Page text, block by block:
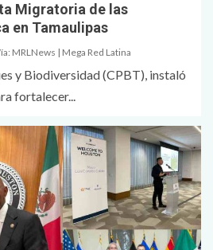
Migratoria de las
en Tamaulipas
MRLNews | Mega Red Latina
y Biodiversidad (CPBT), instaló
fortalecer...